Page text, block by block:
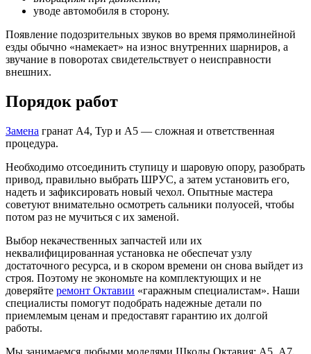
уводе автомобиля в сторону.
Появление подозрительных звуков во время прямолинейной
езды обычно «намекает» на износ внутренних шарниров, а
звучание в поворотах свидетельствует о неисправности
внешних.
Порядок работ
Замена гранат А4, Тур и А5 — сложная и ответственная
процедура.
Необходимо отсоединить ступицу и шаровую опору, разобрать
привод, правильно выбрать ШРУС, а затем установить его,
надеть и зафиксировать новый чехол. Опытные мастера
советуют внимательно осмотреть сальники полуосей, чтобы
потом раз не мучиться с их заменой.
Выбор некачественных запчастей или их
неквалифицированная установка не обеспечат узлу
достаточного ресурса, и в скором времени он снова выйдет из
строя. Поэтому не экономьте на комплектующих и не
доверяйте ремонт Октавии «гаражным специалистам». Наши
специалисты помогут подобрать надежные детали по
приемлемым ценам и предоставят гарантию их долгой
работы.
Мы занимаемся любыми моделями Шкоды Октавия: А5, А7,